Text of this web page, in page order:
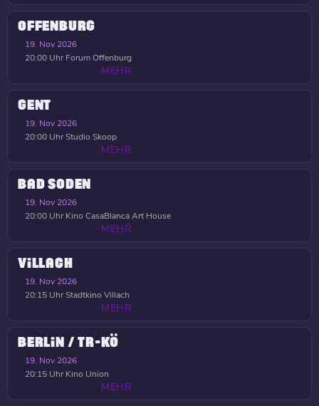
OFFENBURG
19. Nov 2026
20:00 Uhr Forum Offenburg
MEHR
GENT
19. Nov 2026
20:00 UhrStudio Skoop
MEHR
BAD SODEN
19. Nov 2026
20:00 Uhr Kino CasaBlanca Art House
MEHR
VILLACH
19. Nov 2026
20:15 UhrStadtkino Villach
MEHR
BERLIN / TR-KÖ
19. Nov 2026
20:15 Uhr Kino Union
MEHR